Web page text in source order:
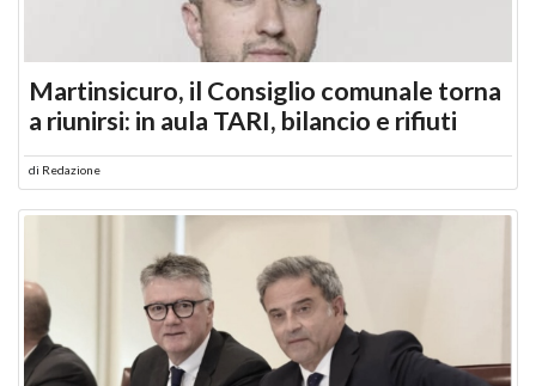
Martinsicuro, il Consiglio comunale torna
a riunirsi: in aula TARI, bilancio e rifiuti
di Redazione